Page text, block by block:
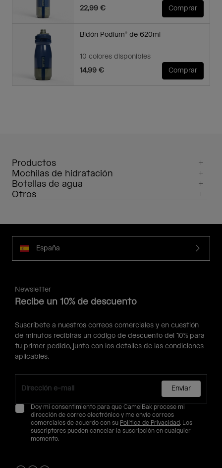
22,99 €
Comprar
Bidón Podium® de 620ml
10 colores disponibles
14,99 €
Comprar
Productos
Mochilas de hidratación
Botellas de agua
Otros
España
Newsletter
Recibe un 10% de descuento
Suscríbete a nuestros correos comerciales y en cuestión
de minutos recibirás un código de descuento del 10% para
tu primer pedido, junto con los detalles de las condiciones
aplicables.
Enviar
Doy mi consentimiento para que CamelBak procese mi
dirección de correo electrónico y me envíe correos
comerciales de acuerdo con su Política de Privacidad. Los
suscriptores pueden cancelar la suscripción en cualquier
momento.